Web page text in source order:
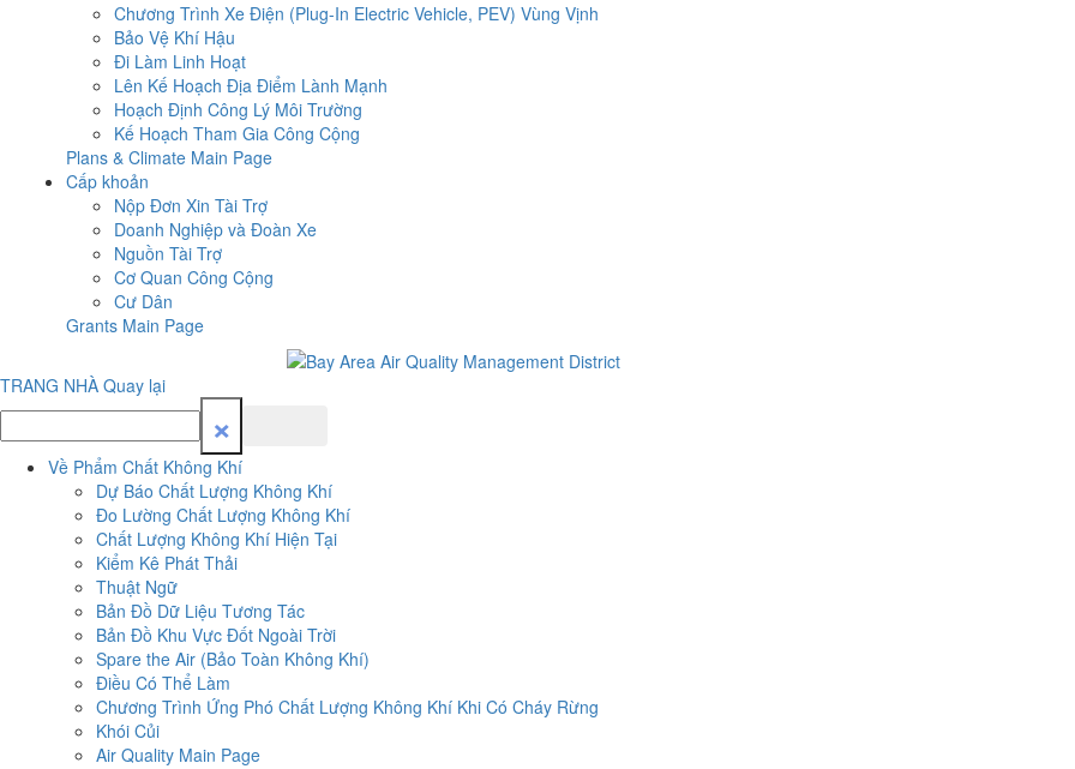
Chương Trình Xe Điện (Plug-In Electric Vehicle, PEV) Vùng Vịnh
Bảo Vệ Khí Hậu
Đi Làm Linh Hoạt
Lên Kế Hoạch Địa Điểm Lành Mạnh
Hoạch Định Công Lý Môi Trường
Kế Hoạch Tham Gia Công Cộng
Plans & Climate Main Page
Cấp khoản
Nộp Đơn Xin Tài Trợ
Doanh Nghiệp và Đoàn Xe
Nguồn Tài Trợ
Cơ Quan Công Cộng
Cư Dân
Grants Main Page
TRANG NHÀ Quay lại
×
Về Phẩm Chất Không Khí
Dự Báo Chất Lượng Không Khí
Đo Lường Chất Lượng Không Khí
Chất Lượng Không Khí Hiện Tại
Kiểm Kê Phát Thải
Thuật Ngữ
Bản Đồ Dữ Liệu Tương Tác
Bản Đồ Khu Vực Đốt Ngoài Trời
Spare the Air (Bảo Toàn Không Khí)
Điều Có Thể Làm
Chương Trình Ứng Phó Chất Lượng Không Khí Khi Có Cháy Rừng
Khói Củi
Air Quality Main Page